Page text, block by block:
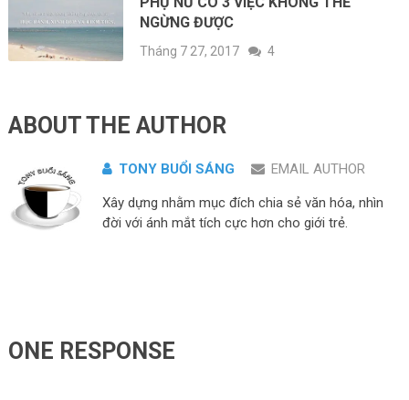
NGỪNG ĐƯỢC
Tháng 7 27, 2017 4
ABOUT THE AUTHOR
TONY BUỔI SÁNG EMAIL AUTHOR
Xây dựng nhằm mục đích chia sẻ văn hóa, nhìn
đời với ánh mắt tích cực hơn cho giới trẻ.
ONE RESPONSE